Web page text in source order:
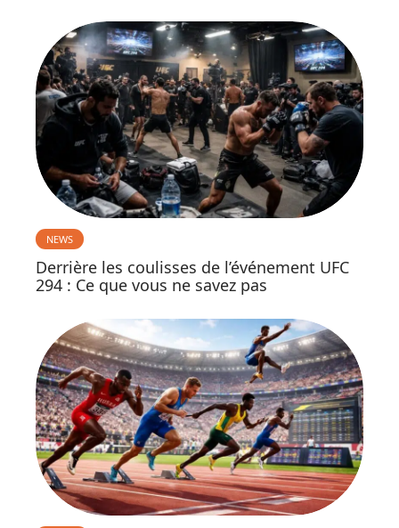
NEWS
Derrière les coulisses de l’événement UFC
294 : Ce que vous ne savez pas